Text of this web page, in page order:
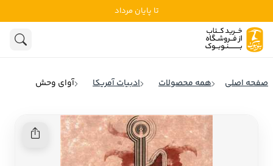
تا پایان مرداد
ادبیات
ادبیات انگلیس
ادبیات فرانسه
ادبیات ایتالیا
صفحه اصلی همه محصولات ادبیات آمریکا آوای وحش